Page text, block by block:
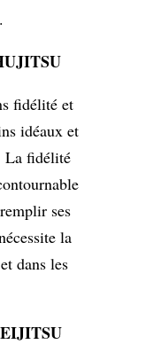
fidélité et
idéaux et
La fidélité
ses
la
dans les